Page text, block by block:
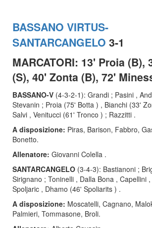
BASSANO VIRTUS-
SANTARCANGELO 3-1
MARCATORI: 13' Proia (B),
(S), 40' Zonta (B), 72'
BASSANO-V (4-3-2-1): Grandi ; Pasini ,
Stevanin ; Proia (75' Botta ) , Bianchi (33'
Salvi , Venitucci (61' Tronco ) ; Razzitti .
A disposizione: Piras, Barison, Fabbro,
Bonetto.
Allenatore: Giovanni Colella .
SANTARCANGELO (3-4-3): Bastianoni ;
Sirignano ; Toninelli , Dalla Bona , Capellini
Spoljaric , Dhamo (46' Spoliarits ) .
A disposizione: Moscatelli, Cagnano,
Palmieri, Tommasone, Broli.